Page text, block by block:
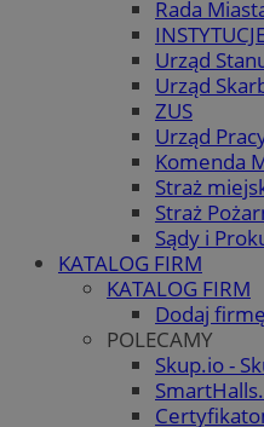
Rada
Urząd
Urząd
ZUS
Urząd
Komenda
Straż
Straż
Sądy i
KATALOG FIRM
KATALOG FIRM
Dodaj
POLECAMY
Skup.io -